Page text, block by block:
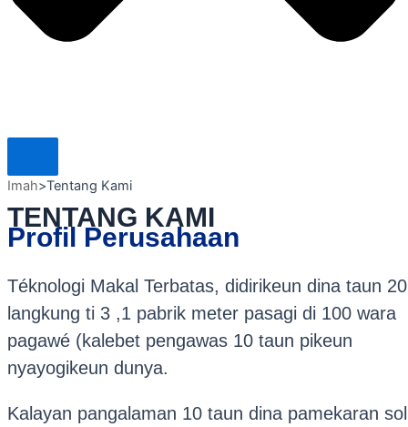
Imah>Tentang Kami
TENTANG KAMI
Profil Perusahaan
Téknologi Makal Terbatas, didirikeun dina taun
langkung ti 3 ,1 pabrik meter pasagi di 100 wara
pagawé (kalebet pengawas 10 taun pikeun
nyayogikeun dunya.
Kalayan pangalaman 10 taun dina pamekaran